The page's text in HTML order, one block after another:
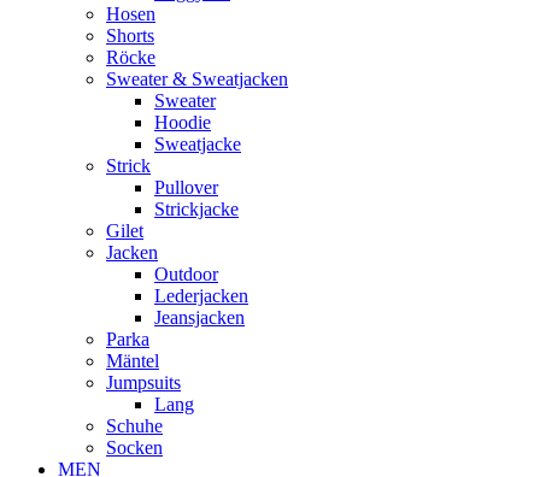
Hosen
Shorts
Röcke
Sweater & Sweatjacken
Sweater
Hoodie
Sweatjacke
Strick
Pullover
Strickjacke
Gilet
Jacken
Outdoor
Lederjacken
Jeansjacken
Parka
Mäntel
Jumpsuits
Lang
Schuhe
Socken
MEN